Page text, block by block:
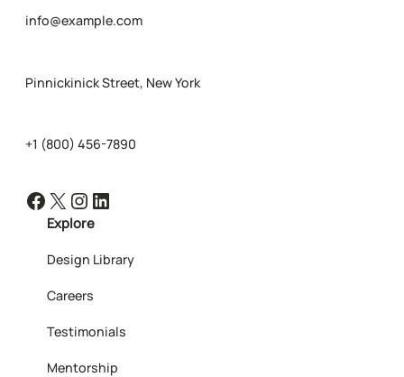
info@example.com
Pinnickinick Street, New York
+1 (800) 456-7890
Facebook X Instagram LinkedIn
Explore
Design Library
Careers
Testimonials
Mentorship